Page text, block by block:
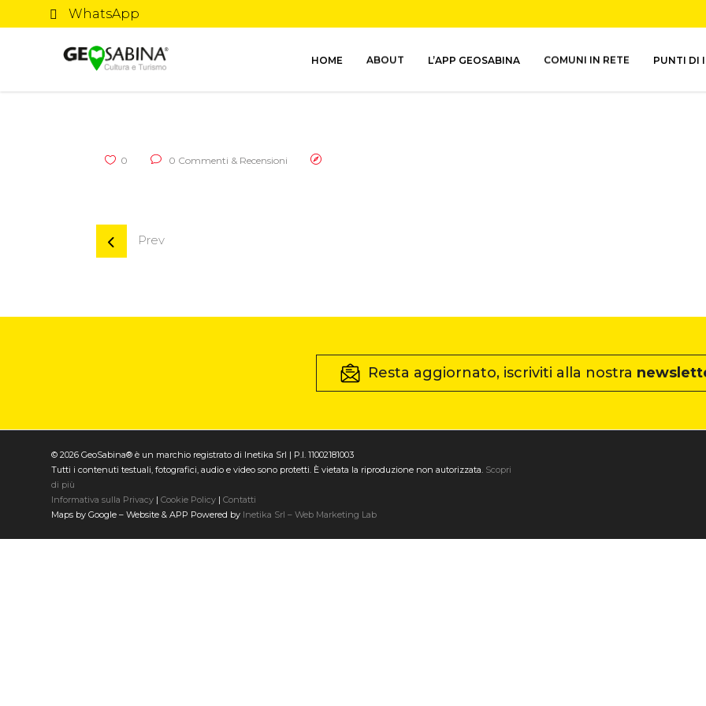
WhatsApp
HOME ABOUT L’APP GEOSABINA COMUNI IN RETE PUNTI DI
0 0 Commenti & Recensioni
Prev
Resta aggiornato, iscriviti alla nostra
© 2026 GeoSabina® è un marchio registrato di Inetika Srl | P.I. 11002181003
Tutti i contenuti testuali, fotografici, audio e video sono protetti. È vietata la riproduzione non autorizzata. Scopri
di più
Informativa sulla Privacy | Cookie Policy | Contatti
Maps by Google – Website & APP Powered by Inetika Srl – Web Marketing Lab